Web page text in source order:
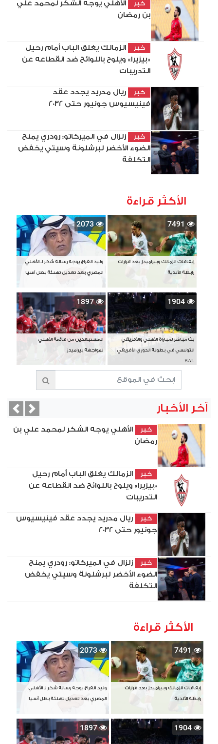
خبر
الأهلي يوجه الشكر لمحمد علي
بن رمضان
خبر
الزمالك يغلق الباب أمام رحيل
«بيزيرا» ويلوح باللوائح ضد انقطاعه عن
التدريبات
خبر
ريال مدريد يجدد عقد
فينيسيوس جونيور حتى 2032
خبر
زلزال في الميركاتو: رودري يمنح
الضوء الأخضر لبرشلونة وسيتي يخفض
التكلفة
الأكثر قراءة
7491
إيقافات الزمالك وبيراميدز بعد قرارات
رابطة الأندية
2073
وليد الفراج يوجه رسالة شكر لـ الأهلي
المصري بعد تعديل تهنئة بطل آسيا
1904
بث مباشر لمباراة الأهلي والأفريقي
التونسي في بطولة الدوري الأفريقي
BAL
1897
المستبعدين من قائمة الأهلي
لمواجهة بيراميدز
آخر الأخبار
خبر
الأهلي يوجه الشكر لمحمد علي بن
رمضان
خبر
الزمالك يغلق الباب أمام رحيل
«بيزيرا» ويلوح باللوائح ضد انقطاعه عن
التدريبات
خبر
ريال مدريد يجدد عقد فينيسيوس
جونيور حتى 2032
خبر
زلزال في الميركاتو: رودري يمنح
الضوء الأخضر لبرشلونة وسيتي يخفض
التكلفة
Next
الأكثر قراءة
7491
إيقافات الزمالك وبيراميدز بعد قرارات
رابطة الأندية
2073
وليد الفراج يوجه رسالة شكر لـ الأهلي
المصري بعد تعديل تهنئة بطل آسيا
1904
1897